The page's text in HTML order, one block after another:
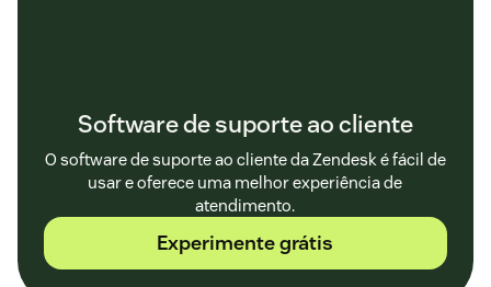
Software de suporte ao cliente
O software de suporte ao cliente da Zendesk é fácil de
usar e oferece uma melhor experiência de
atendimento.
Experimente grátis